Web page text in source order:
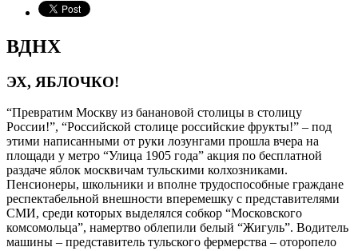
ВДНХ
ЭХ, ЯБЛОЧКО!
“Превратим Москву из банановой столицы в столицу
России!”, “Российской столице российские фрукты!” – под
этими написанными от руки лозунгами прошла вчера на
площади у метро “Улица 1905 года” акция по бесплатной
раздаче яблок москвичам тульскими колхозниками.
Пенсионеры, школьники и вполне трудоспособные граждане
респектабельной внешности вперемешку с представителями
СМИ, среди которых выделялся собкор “Московского
комсомольца”, намертво облепили белый “Жигуль”. Водитель
машины – представитель тульского фермерства – оторопело